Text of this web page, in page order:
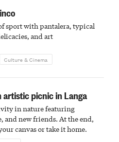
sport with pantalera, typical
and art
Culture & Cinema
artistic picnic in Langa
in nature featuring
and new friends. At the end,
canvas or take it home.